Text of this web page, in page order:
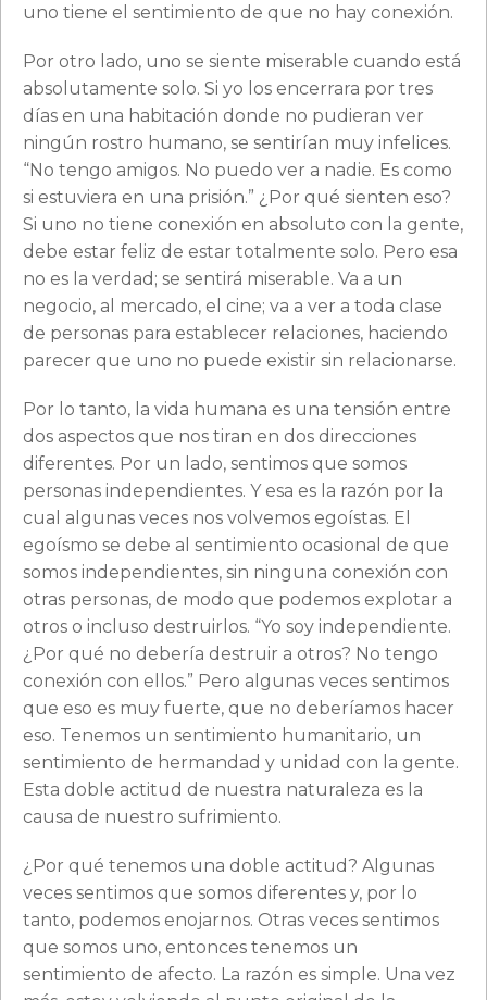
uno tiene el sentimiento de que no hay conexión.
Por otro lado, uno se siente miserable cuando está
absolutamente solo. Si yo los encerrara por tres
días en una habitación donde no pudieran ver
ningún rostro humano, se sentirían muy infelices.
“No tengo amigos. No puedo ver a nadie. Es como
si estuviera en una prisión.” ¿Por qué sienten eso?
Si uno no tiene conexión en absoluto con la gente,
debe estar feliz de estar totalmente solo. Pero esa
no es la verdad; se sentirá miserable. Va a un
negocio, al mercado, el cine; va a ver a toda clase
de personas para establecer relaciones, haciendo
parecer que uno no puede existir sin relacionarse.
Por lo tanto, la vida humana es una tensión entre
dos aspectos que nos tiran en dos direcciones
diferentes. Por un lado, sentimos que somos
personas independientes. Y esa es la razón por la
cual algunas veces nos volvemos egoístas. El
egoísmo se debe al sentimiento ocasional de que
somos independientes, sin ninguna conexión con
otras personas, de modo que podemos explotar a
otros o incluso destruirlos. “Yo soy independiente.
¿Por qué no debería destruir a otros? No tengo
conexión con ellos.” Pero algunas veces sentimos
que eso es muy fuerte, que no deberíamos hacer
eso. Tenemos un sentimiento humanitario, un
sentimiento de hermandad y unidad con la gente.
Esta doble actitud de nuestra naturaleza es la
causa de nuestro sufrimiento.
¿Por qué tenemos una doble actitud? Algunas
veces sentimos que somos diferentes y, por lo
tanto, podemos enojarnos. Otras veces sentimos
que somos uno, entonces tenemos un
sentimiento de afecto. La razón es simple. Una vez